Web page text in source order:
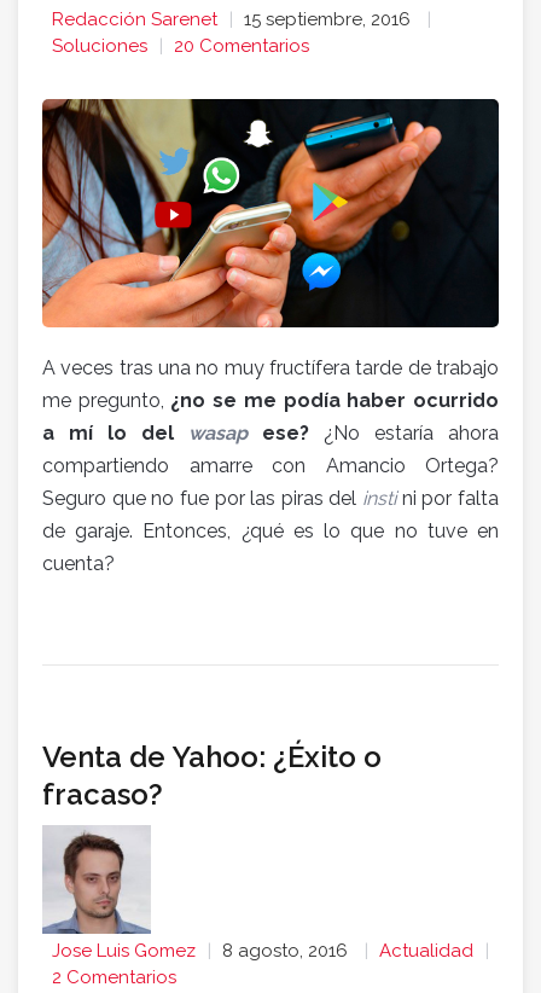
Redacción Sarenet
15 septiembre, 2016
Soluciones
20 Comentarios
A veces tras una no muy fructífera tarde de trabajo
me pregunto, ¿no se me podía haber ocurrido
a mí lo del
wasapese? ¿No estaría ahora
compartiendo amarre con Amancio Ortega?
Seguro que no fue por las piras del instini por falta
de garaje. Entonces, ¿qué es lo que no tuve en
cuenta?
Venta de Yahoo: ¿Éxito o
fracaso?
Jose Luis Gomez 8 agosto, 2016
Actualidad
2 Comentarios